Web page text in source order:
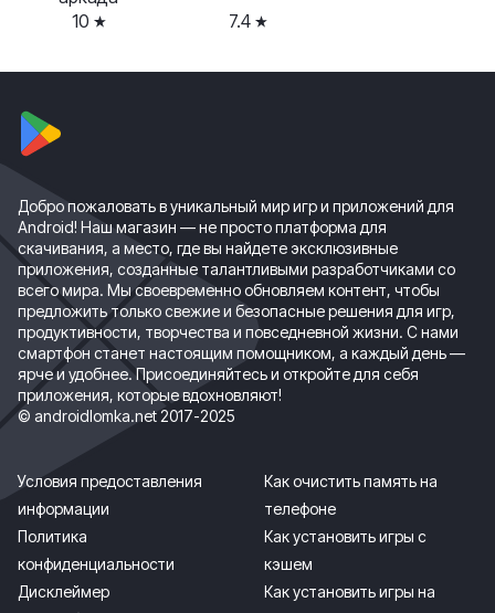
10
7.4
Добро пожаловать в уникальный мир игр и приложений для
Android! Наш магазин — не просто платформа для
скачивания, а место, где вы найдете эксклюзивные
приложения, созданные талантливыми разработчиками со
всего мира. Мы своевременно обновляем контент, чтобы
предложить только свежие и безопасные решения для игр,
продуктивности, творчества и повседневной жизни. С нами
смартфон станет настоящим помощником, а каждый день —
ярче и удобнее. Присоединяйтесь и откройте для себя
приложения, которые вдохновляют!
© androidlomka.net 2017-2025
Условия предоставления
информации
Политика
конфиденциальности
Дисклеймер
Как очистить память на
телефоне
Как установить игры с
кэшем
Как установить игры на